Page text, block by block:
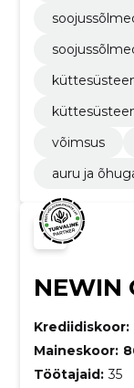
võimsus
auru ja
NEWIN
Krediidiskoor:
Maineskoor:
Töötajaid: 35